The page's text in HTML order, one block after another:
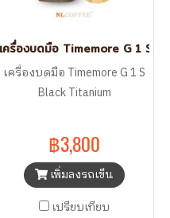
360 ML.
เครื่องบดมือ Timemore G 1 S
เครื่องบดมือ Timemore G 1 S
Black Titanium
฿3,800
เพิ่มลงรถเข็น
เปรียบเทียบ